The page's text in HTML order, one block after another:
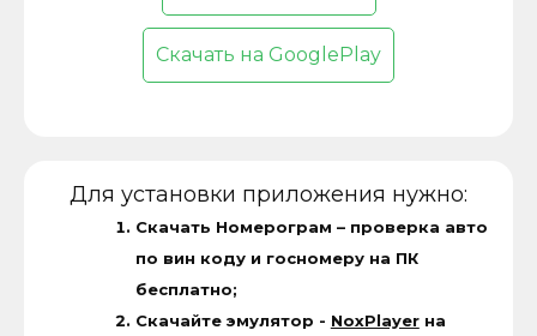
Скачать на GooglePlay
Для установки приложения нужно:
Скачать Номерограм – проверка авто
по вин коду и госномеру на ПК
бесплатно;
Скачайте эмулятор - NoxPlayerна